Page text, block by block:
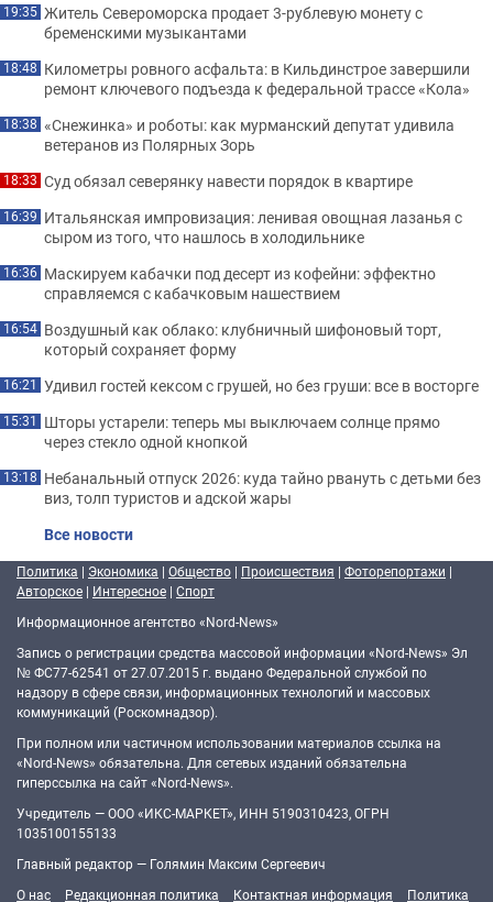
19:35 Житель Североморска продает 3-рублевую монету с
бременскими музыкантами
18:48 Километры ровного асфальта: в Кильдинстрое завершили
ремонт ключевого подъезда к федеральной трассе «Кола»
18:38 «Снежинка» и роботы: как мурманский депутат удивила
ветеранов из Полярных Зорь
18:33 Суд обязал северянку навести порядок в квартире
16:39 Итальянская импровизация: ленивая овощная лазанья с
сыром из того, что нашлось в холодильнике
16:36 Маскируем кабачки под десерт из кофейни: эффектно
справляемся с кабачковым нашествием
16:54 Воздушный как облако: клубничный шифоновый торт,
который сохраняет форму
16:21 Удивил гостей кексом с грушей, но без груши: все в восторге
15:31 Шторы устарели: теперь мы выключаем солнце прямо
через стекло одной кнопкой
13:18 Небанальный отпуск 2026: куда тайно рвануть с детьми без
виз, толп туристов и адской жары
Все новости
Политика | Экономика | Общество | Происшествия | Фоторепортажи |
Авторское | Интересное | Спорт
Информационное агентство «Nord-News»
Запись о регистрации средства массовой информации «Nord-News» Эл
№ ФС77-62541 от 27.07.2015 г. выдано Федеральной службой по
надзору в сфере связи, информационных технологий и массовых
коммуникаций (Роскомнадзор).
При полном или частичном использовании материалов ссылка на
«Nord-News» обязательна. Для сетевых изданий обязательна
гиперссылка на сайт «Nord-News».
Учредитель — ООО «ИКС-МАРКЕТ», ИНН 5190310423, ОГРН
1035100155133
Главный редактор — Голямин Максим Сергеевич
О нас
Редакционная политика Контактная информация Политика